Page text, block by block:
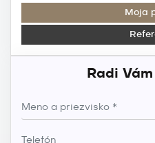
Moja
Radi